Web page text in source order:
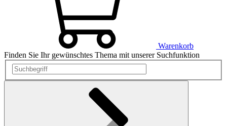
Warenkorb
Finden Sie Ihr gewünschtes Thema mit unserer Suchfunktion